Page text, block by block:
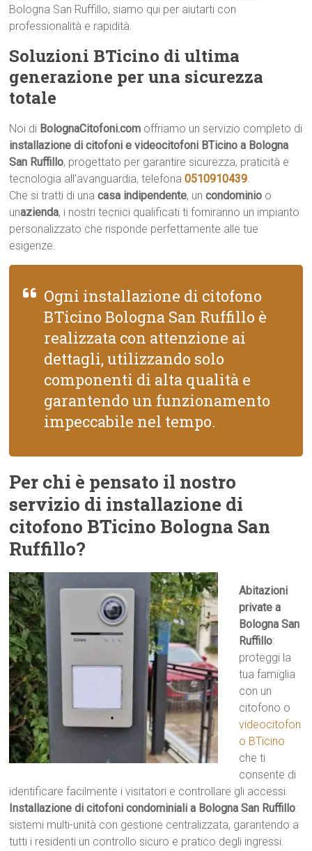
Bologna San Ruffillo, siamo qui per aiutarti con
professionalità e rapidità.
Soluzioni BTicino di ultima
generazione per una sicurezza
totale
Noi di BolognaCitofoni.com offriamo un servizio completo di
installazione di citofoni e videocitofoni BTicino a Bologna
San Ruffillo, progettato per garantire sicurezza, praticità e
tecnologia all’avanguardia, telefona0510910439.
Che si tratti di unacasa indipendente, uncondominio o
unazienda, i nostri tecnici qualificati ti forniranno un impianto
personalizzato che risponde perfettamente alle tue
esigenze.
Ogni installazione di citofono
BTicino Bologna San Ruffillo è
realizzata con attenzione ai
dettagli, utilizzando solo
componenti di alta qualità e
garantendo un funzionamento
impeccabile nel tempo.
Per chi è pensato il nostro
servizio di installazione di
citofono BTicino Bologna San
Ruffillo?
Abitazioni
private a
Bologna San
Ruffillo:
proteggi la
tua famiglia
con un
citofono o
videocitofon
o BTicino
che ti
consente di
identificare facilmente i visitatori e controllare gli accessi.
Installazione di citofoni condominiali a Bologna San Ruffillo:
sistemi multi-unità con gestione centralizzata, garantendo a
tutti i residenti un controllo sicuro e pratico degli ingressi.